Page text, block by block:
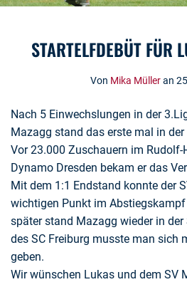
STARTELFDEBÜT FÜR
Von Mika Müller an
Nach 5 Einwechslungen in der
Mazagg stand das erste mal in
Vor 23.000 Zuschauern im Rudolf-
Dynamo Dresden bekam er das
Mit dem 1:1 Endstand konnte der
wichtigen Punkt im Abstiegskampf
später stand Mazagg wieder in der
des SC Freiburg musste man sich
geben.
Wir wünschen Lukas und dem SV